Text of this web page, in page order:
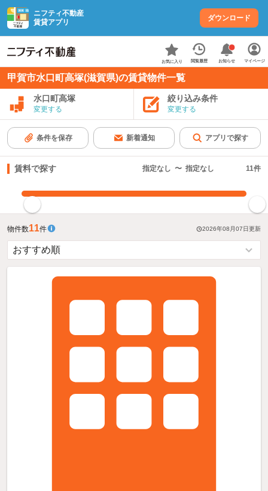
ニフティ不動産
賃貸アプリ
ダウンロード
お気に入り 閲覧履歴 お知らせ マイページ
甲賀市水口町高塚(滋賀県)の賃貸物件一覧
水口町高塚
変更する
絞り込み条件
変更する
条件を保存 新着通知 アプリで探す
賃料で探す 指定なし 〜 指定なし 11件
物件数11件 2026年08月07日更新